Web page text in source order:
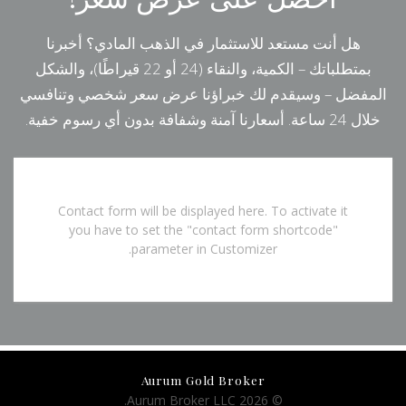
هل أنت مستعد للاستثمار في الذهب المادي؟ أخبرنا
بمتطلباتك – الكمية، والنقاء (24 أو 22 قيراطًا)، والشكل
المفضل – وسيقدم لك خبراؤنا عرض سعر شخصي وتنافسي
خلال 24 ساعة. أسعارنا آمنة وشفافة بدون أي رسوم خفية.
Contact form will be displayed here. To activate it
you have to set the "contact form shortcode"
parameter in Customizer.
Aurum Gold Broker
© 2026 Aurum Broker LLC.